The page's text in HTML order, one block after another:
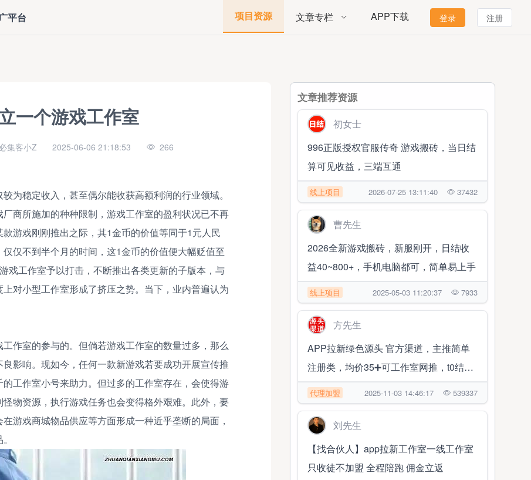
平台 项目资源 文章专栏 APP下载 登录 注册
一个游戏工作室
集客小Z 2025-06-06 21:18:53 266
为稳定收入，甚至偶尔能收获高额利润的行业领域。
商所施加的种种限制，游戏工作室的盈利状况已不再
游戏刚刚推出之际，其1金币的价值等同于1元人民
仅不到半个月的时间，这1金币的价值便大幅贬值至
戏工作室予以打击，不断推出各类更新的子版本，与
对小型工作室形成了挤压之势。当下，业内普遍认为
作室的参与的。但倘若游戏工作室的数量过多，那么
影响。现如今，任何一款新游戏若要成功开展宣传推
工作室小号来助力。但过多的工作室存在，会使得游
物资源，执行游戏任务也会变得格外艰难。此外，要
游戏商城物品供应等方面形成一种近乎垄断的局面，
文章推荐资源
初女士
996正版授权官服传奇 游戏搬砖，当日结
算可见收益，三端互通
线上项目 2026-07-25 13:11:40 37432
曹先生
2026全新游戏搬砖，新服刚开，日结收
益40~800+，手机电脑都可，简单易上手
线上项目 2025-05-03 11:20:37 7933
方先生
APP拉新绿色源头 官方渠道，主推简单
注册类，均价35➕可工作室网推，t0结算
✔帮扶落地
代理加盟 2025-11-03 14:46:17 539337
刘先生
【找合伙人】app拉新工作室一线工作室
只收徒不加盟 全程陪跑 佣金立返